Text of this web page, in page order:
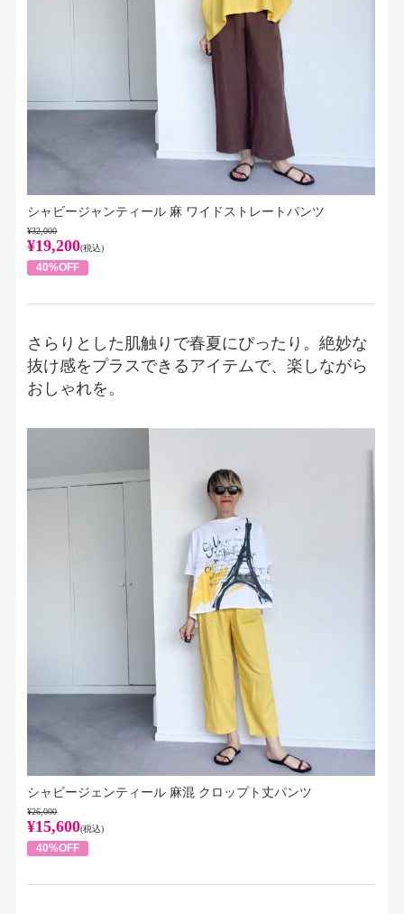
シャビージャンティール 麻 ワイドストレートパンツ
¥32,000
¥19,200(税込)
40%OFF
さらりとした肌触りで春夏にぴったり。絶妙な
抜け感をプラスできるアイテムで、楽しながら
おしゃれを。
シャビージェンティール 麻混 クロップト丈パンツ
¥26,000
¥15,600(税込)
40%OFF